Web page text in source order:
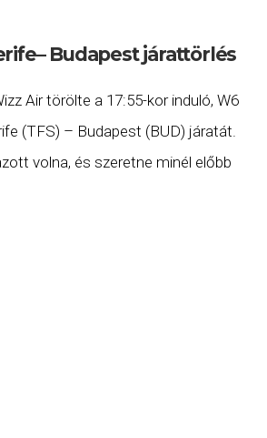
Budapest járattörlés
Air törölte a 17:55-kor induló, W6
(TFS) – Budapest (BUD) járatát.
volna, és szeretne minél előbb